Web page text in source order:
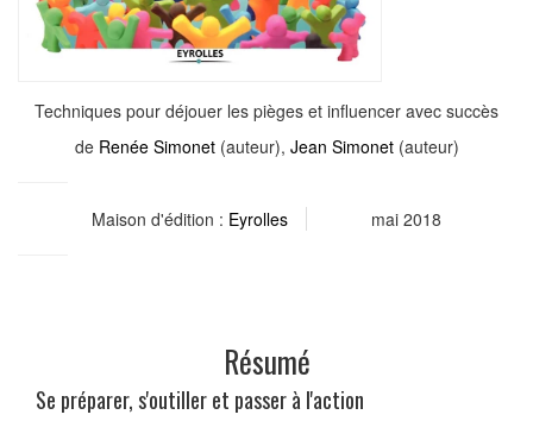
Techniques pour déjouer les pièges et influencer avec succès
de Renée Simonet(auteur), Jean Simonet(auteur)
Maison d'édition : Eyrolles mai 2018
Résumé
Se préparer, s'outiller et passer à l'action